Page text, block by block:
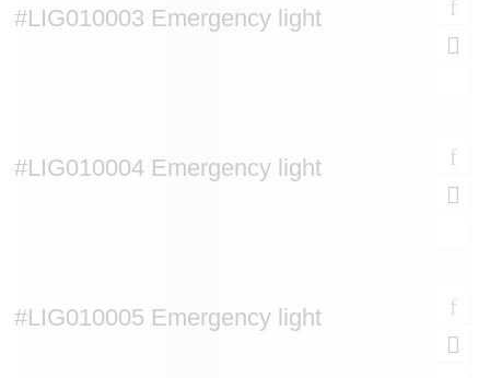
#LIG010003 Emergency light
#LIG010004 Emergency light
#LIG010005 Emergency light